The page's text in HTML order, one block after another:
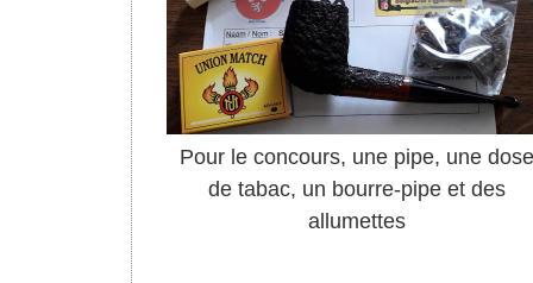
Pour le concours, une pipe, une dose
de tabac, un bourre-pipe et des
allumettes